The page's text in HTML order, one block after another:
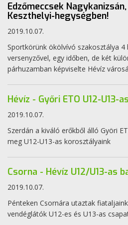
Edzőmeccsek
Keszthelyi-hegységben!
2019.10.07.
Sportkörünk ökölvívó szakosztálya
versenyzővel, egy időben, de két
párhuzamban képviselte Hévíz
Hévíz - Győri ETO U12-U13-
2019.10.07.
Szerdán a kiváló erőkből álló Györi
meg U12-U13-as korosztályaink
Csorna - Hévíz U12/U13-as
2019.10.07.
Pénteken Csornára utaztak
vendéglátók U12-es és U13-as